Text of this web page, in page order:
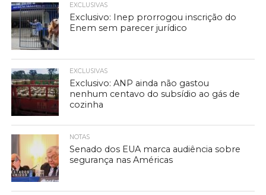
EXCLUSIVAS
Exclusivo: Inep prorrogou inscrição do
Enem sem parecer jurídico
EXCLUSIVAS
Exclusivo: ANP ainda não gastou
nenhum centavo do subsídio ao gás de
cozinha
NOTAS
Senado dos EUA marca audiência sobre
segurança nas Américas